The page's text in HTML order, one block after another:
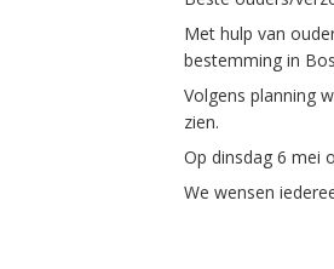
Met hulp van
bestemming in
Volgens planning
zien.
Op dinsdag 6 mei
We wensen